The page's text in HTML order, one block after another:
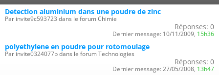
Detection aluminium dans une poudre de zinc
Par invite9c593723 dans le forum Chimie
Réponses: 0
Dernier message: 10/11/2009, 15h36
polyethylene en poudre pour rotomoulage
Par invite0324077b dans le forum Technologies
Réponses: 0
Dernier message: 27/05/2008, 13h47